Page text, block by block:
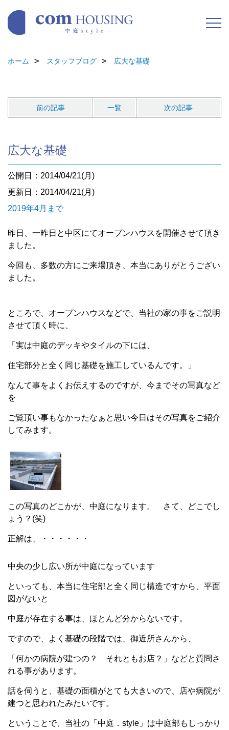
ホーム スタッフブログ 広大な基礎
前の記事 一覧 次の記事
広大な基礎
公開日：2014/04/21(月)
更新日：2014/04/21(月)
2019年4月まで
昨日、一昨日と中区にてオープンハウスを開催させて頂き
ました。
今回も、多数の方にご来場頂き、本当にありがとうござい
ました。
ところで、オープンハウスなどで、当社の家の事をご説明
させて頂く時に、
「実は中庭のデッキやタイルの下には、
住宅部分と全く同じ基礎を施工しているんです。」
なんて事をよくお伝えするのですが、今までその写真など
を
ご覧頂い事もなかったなぁと思い今日はその写真をご紹介
してみます。
この写真のどこかが、中庭になります。 さて、どこでし
ょう？(笑)
正解は、・・・・・・
中央の少し広い所が中庭になっています
といっても、本当に住宅部と全く同じ構造ですから、平面
図がないと
中庭が存在する事は、ほとんど分からないです。
ですので、よく基礎の段階では、御近所さんから、
「何かの病院が建つの？ それともお店？」などと質問さ
れる事があります。
話を伺うと、基礎の面積がとても大きいので、店や病院が
建つと思われたみたいです。
ということで、当社の「中庭．style」は中庭部もしっかり